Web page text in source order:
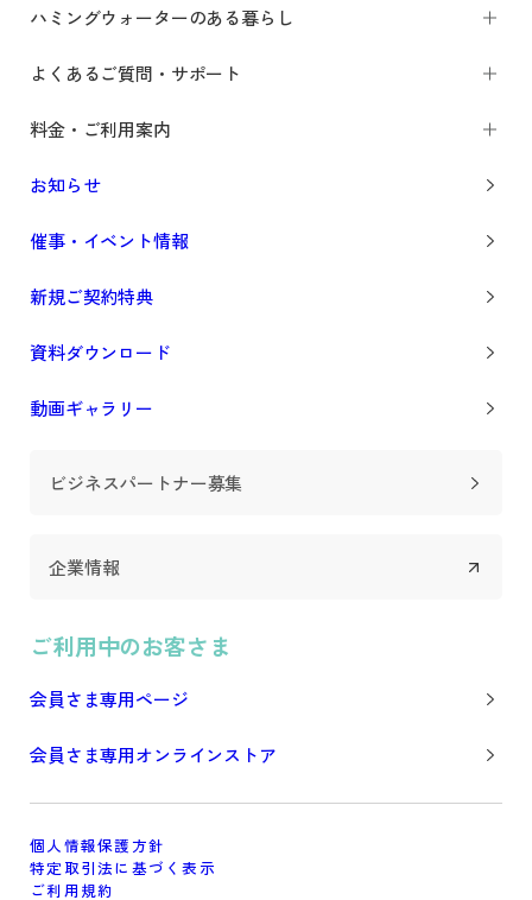
ハミングウォーターのある暮らし
よくあるご質問・サポート
料金・ご利用案内
お知らせ
催事・イベント情報
新規ご契約特典
資料ダウンロード
動画ギャラリー
ビジネスパートナー募集
企業情報
ご利用中のお客さま
会員さま専用ページ
会員さま専用オンラインストア
個人情報保護方針
特定取引法に基づく表示
ご利用規約